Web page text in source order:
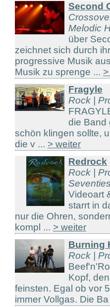
Second
Melodic
über
zeichnet sich durch
progressive Musik
Musik zu sprenge ...
Fragyle
Rock |
die Band
schön klingen sollte,
die v ... > weiter
Redrock
Rock |
Seventies
Videoart
starrt in
nur die Ohren,
kompl ... > weiter
Burning
Rock |
Kopf,
feinsten. Egal ob vor
immer Vollgas. Die Ba